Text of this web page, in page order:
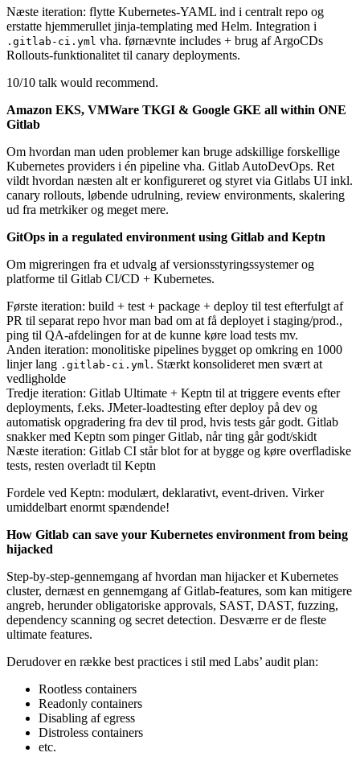
Næste iteration: flytte Kubernetes-YAML ind i centralt repo og
erstatte hjemmerullet jinja-templating med Helm. Integration i
.gitlab-ci.yml vha. førnævnte includes + brug af ArgoCDs
Rollouts-funktionalitet til canary deployments.
10/10 talk would recommend.
Amazon EKS, VMWare TKGI & Google GKE all within ONE
Gitlab
Om hvordan man uden problemer kan bruge adskillige forskellige
Kubernetes providers i én pipeline vha. Gitlab AutoDevOps. Ret
vildt hvordan næsten alt er konfigureret og styret via Gitlabs UI inkl.
canary rollouts, løbende udrulning, review environments, skalering
ud fra metrkiker og meget mere.
GitOps in a regulated environment using Gitlab and Keptn
Om migreringen fra et udvalg af versionsstyringssystemer og
platforme til Gitlab CI/CD + Kubernetes.
Første iteration: build + test + package + deploy til test efterfulgt af
PR til separat repo hvor man bad om at få deployet i staging/prod.,
ping til QA-afdelingen for at de kunne køre load tests mv.
Anden iteration: monolitiske pipelines bygget op omkring en 1000
linjer lang .gitlab-ci.yml. Stærkt konsolideret men svært at
vedligholde
Tredje iteration: Gitlab Ultimate + Keptn til at triggere events efter
deployments, f.eks. JMeter-loadtesting efter deploy på dev og
automatisk opgradering fra dev til prod, hvis tests går godt. Gitlab
snakker med Keptn som pinger Gitlab, når ting går godt/skidt
Næste iteration: Gitlab CI står blot for at bygge og køre overfladiske
tests, resten overladt til Keptn
Fordele ved Keptn: modulært, deklarativt, event-driven. Virker
umiddelbart enormt spændende!
How Gitlab can save your Kubernetes environment from being
hijacked
Step-by-step-gennemgang af hvordan man hijacker et Kubernetes
cluster, dernæst en gennemgang af Gitlab-features, som kan mitigere
angreb, herunder obligatoriske approvals, SAST, DAST, fuzzing,
dependency scanning og secret detection. Desværre er de fleste
ultimate features.
Derudover en række best practices i stil med Labs’ audit plan:
Rootless containers
Readonly containers
Disabling af egress
Distroless containers
etc.